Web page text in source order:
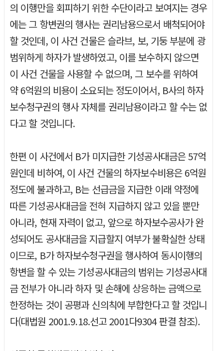
의 이행만을 회피하기 위한 수단이라고 보여지는 경우
에는 그 항변권의 행사는 권리남용으로서 배척되어야
할 것인데, 이 사건 건물은 슬라브, 보, 기둥 부분에 광
범위하게 하자가 발생하였고, 이를 보수하지 않으면
이 사건 건물을 사용할 수 없으며, 그 보수를 위하여
약 6억원의 비용이 소요되는 정도이어서, B사의 하자
보수청구권의 행사 자체를 권리남용이라고 할 수는 없
다고 할 것입니다.
한편 이 사건에서 B가 미지급한 기성공사대금은 57억
원인데 비하여, 이 사건 건물의 하자보수비용은 6억원
정도에 불과하고, B는 선급금을 지급한 이래 약정에
따른 기성공사대금을 전혀 지급하지 않고 있을 뿐만
아니라, 현재 자력이 없고, 앞으로 하자보수공사가 완
성되어도 공사대금을 지급할지 여부가 불확실한 상태
이므로, B가 하자보수청구권을 행사하여 동시이행의
항변을 할 수 있는 기성공사대금의 범위는 기성공사대
금 전부가 아니라 하자 및 손해에 상응하는 금액으로
한정하는 것이 공평과 신의칙에 부합한다고 할 것입니
다(대법원 2001.9.18.선고 2001다9304 판결 참조).